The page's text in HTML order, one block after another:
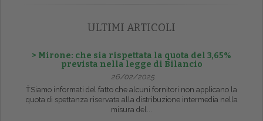
ULTIMI ARTICOLI
> Mirone: che sia rispettata la quota del 3,65%
prevista nella legge di Bilancio
26/02/2025
ŤSiamo informati del fatto che alcuni fornitori non applicano la
quota di spettanza riservata alla distribuzione intermedia nella
misura del...